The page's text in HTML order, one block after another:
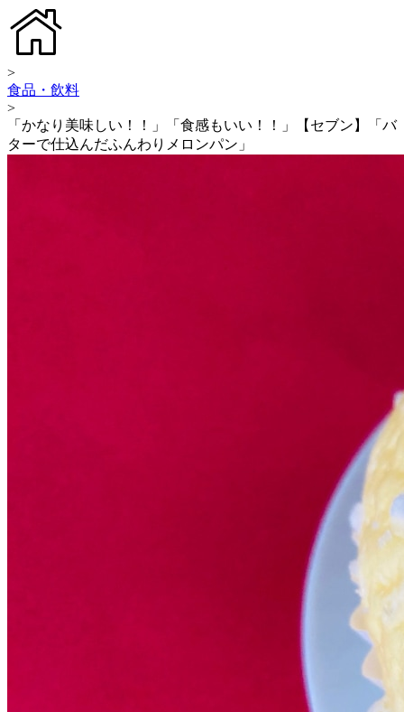
>
食品・飲料
>
「かなり美味しい！！」「食感もいい！！」【セブン】「バ
ターで仕込んだふんわりメロンパン」